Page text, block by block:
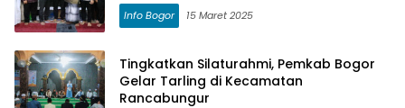
Info Bogor 15 Maret 2025
Tingkatkan Silaturahmi, Pemkab Bogor
Gelar Tarling di Kecamatan
Rancabungur